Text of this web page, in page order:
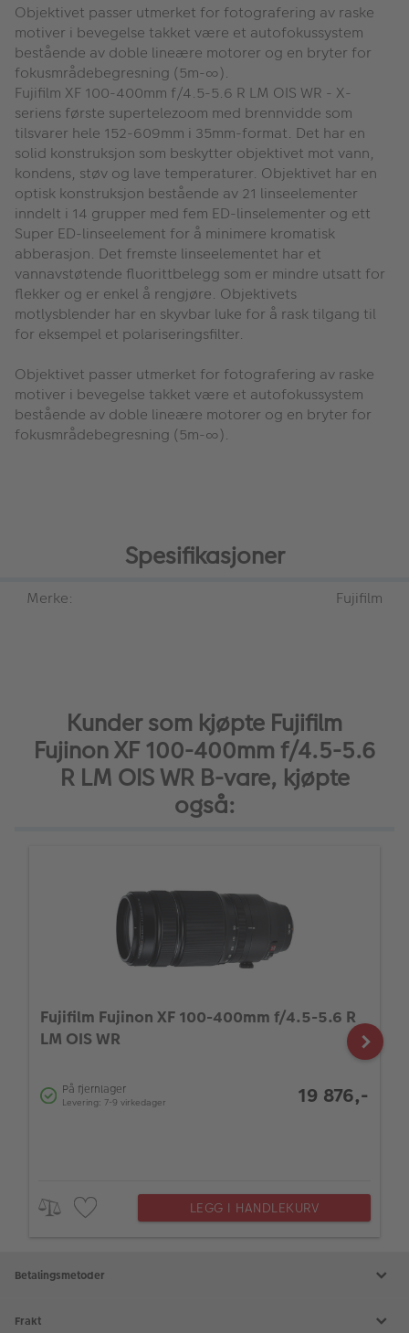
Objektivet passer utmerket for fotografering av raske
motiver i bevegelse takket være et autofokussystem
bestående av doble lineære motorer og en bryter for
fokusmrådebegresning (5m-∞).
Fujifilm XF 100-400mm f/4.5-5.6 R LM OIS WR - X-
seriens første supertelezoom med brennvidde som
tilsvarer hele 152-609mm i 35mm-format. Det har en
solid konstruksjon som beskytter objektivet mot vann,
kondens, støv og lave temperaturer. Objektivet har en
optisk konstruksjon bestående av 21 linseelementer
inndelt i 14 grupper med fem ED-linselementer og ett
Super ED-linseelement for å minimere kromatisk
abberasjon. Det fremste linseelementet har et
vannavstøtende fluorittbelegg som er mindre utsatt for
flekker og er enkel å rengjøre. Objektivets
motlysblender har en skyvbar luke for å rask tilgang til
for eksempel et polariseringsfilter.
Objektivet passer utmerket for fotografering av raske
motiver i bevegelse takket være et autofokussystem
bestående av doble lineære motorer og en bryter for
fokusmrådebegresning (5m-∞).
Spesifikasjoner
Merke: Fujifilm
Kunder som kjøpte Fujifilm
Fujinon XF 100-400mm f/4.5-5.6
R LM OIS WR B-vare, kjøpte
også:
Fujifilm Fujinon XF 100-400mm f/4.5-5.6 R
LM OIS WR
På fjernlager
Levering: 7-9 virkedager 19 876,-
LEGG I HANDLEKURV
Betalingsmetoder
Frakt